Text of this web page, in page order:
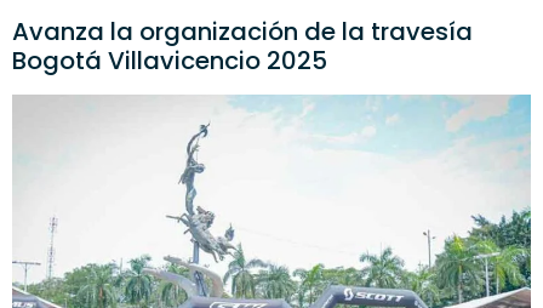
Avanza la organización de la travesía
Bogotá Villavicencio 2025